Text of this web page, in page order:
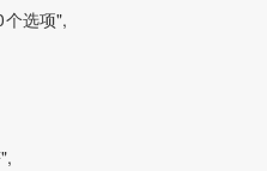
个选项",